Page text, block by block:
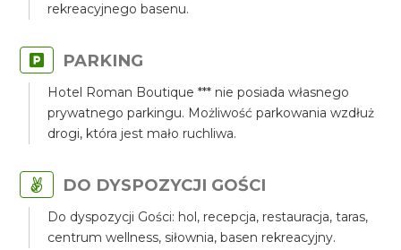
rekreacyjnego basenu.
PARKING
Hotel Roman Boutique *** nie posiada własnego
prywatnego parkingu. Możliwość parkowania wzdłuż
drogi, która jest mało ruchliwa.
DO DYSPOZYCJI GOŚCI
Do dyspozycji Gości: hol, recepcja, restauracja, taras,
centrum wellness, siłownia, basen rekreacyjny.